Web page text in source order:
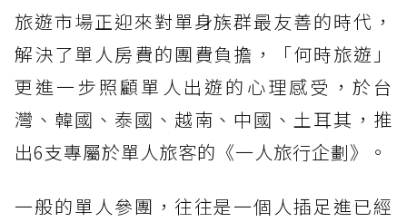
旅遊市場正迎來對單身族群最友善的時代，
解決了單人房費的團費負擔，「何時旅遊」
更進一步照顧單人出遊的心理感受，於台
灣、韓國、泰國、越南、中國、土耳其，推
出6支專屬於單人旅客的《一人旅行企劃》。
一般的單人參團，往往是一個人插足進已經